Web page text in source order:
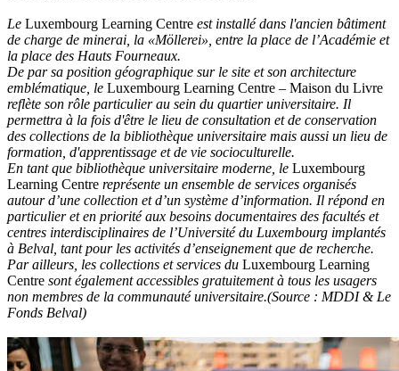
Le Luxembourg Learning Centre est installé dans l'ancien bâtiment
de charge de minerai, la «Möllerei», entre la place de l’Académie et
la place des Hauts Fourneaux.
De par sa position géographique sur le site et son architecture
emblématique, le Luxembourg Learning Centre – Maison du Livre
reflète son rôle particulier au sein du quartier universitaire. Il
permettra à la fois d'être le lieu de consultation et de conservation
des collections de la bibliothèque universitaire mais aussi un lieu de
formation, d'apprentissage et de vie socioculturelle.
En tant que bibliothèque universitaire moderne, le Luxembourg
Learning Centre représente un ensemble de services organisés
autour d’une collection et d’un système d’information. Il répond en
particulier et en priorité aux besoins documentaires des facultés et
centres interdisciplinaires de l’Université du Luxembourg implantés
à Belval, tant pour les activités d’enseignement que de recherche.
Par ailleurs, les collections et services du Luxembourg Learning
Centre sont également accessibles gratuitement à tous les usagers
non membres de la communauté universitaire.(Source : MDDI & Le
Fonds Belval)